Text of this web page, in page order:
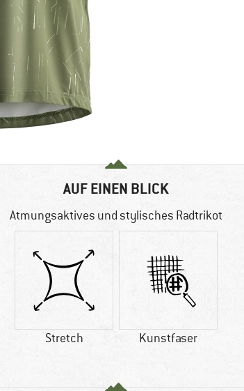
AUF EINEN BLICK
Atmungsaktives und stylisches Radtrikot
Stretch Kunstfaser